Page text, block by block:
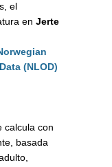
el
en Jerte
(NLOD)
calcula con
basada